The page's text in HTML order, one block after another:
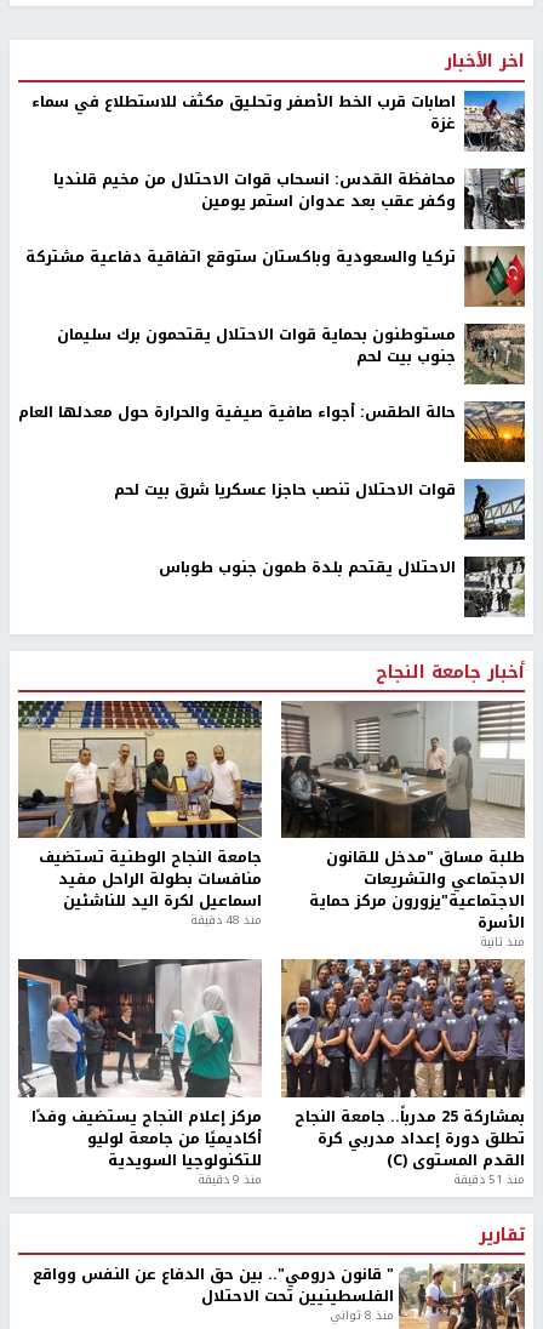
اخر الأخبار
اصابات قرب الخط الأصفر وتحليق مكثف للاستطلاع في سماء
غزة
محافظة القدس: انسحاب قوات الاحتلال من مخيم قلنديا
وكفر عقب بعد عدوان استمر يومين
تركيا والسعودية وباكستان ستوقع اتفاقية دفاعية مشتركة
مستوطنون بحماية قوات الاحتلال يقتحمون برك سليمان
جنوب بيت لحم
حالة الطقس: أجواء صافية صيفية والحرارة حول معدلها العام
قوات الاحتلال تنصب حاجزا عسكريا شرق بيت لحم
الاحتلال يقتحم بلدة طمون جنوب طوباس
أخبار جامعة النجاح
طلبة مساق "مدخل للقانون
الاجتماعي والتشريعات
الاجتماعية"يزورون مركز حماية
الأسرة
منذ ثانية
جامعة النجاح الوطنية تستضيف
منافسات بطولة الراحل مفيد
اسماعيل لكرة اليد للناشئين
منذ 48 دقيقة
بمشاركة 25 مدرباً.. جامعة النجاح
تطلق دورة إعداد مدربي كرة
القدم المستوى (C)
منذ 51 دقيقة
مركز إعلام النجاح يستضيف وفدًا
أكاديميًا من جامعة لوليو
للتكنولوجيا السويدية
منذ 9 دقيقة
تقارير
" قانون درومي".. بين حق الدفاع عن النفس وواقع
الفلسطينيين تحت الاحتلال
منذ 8 ثواني